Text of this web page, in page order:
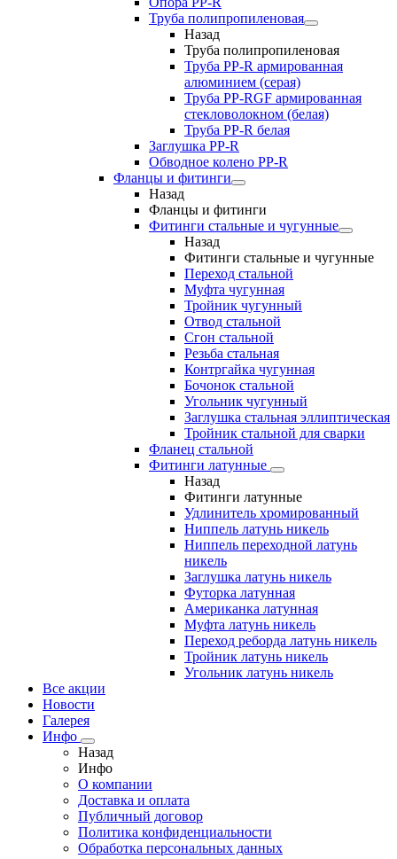
Труба полипропиленовая
Назад
Труба полипропиленовая
Труба PP-R армированная
алюминием (серая)
Труба PP-RGF армированная
стекловолокном (белая)
Труба РР-R белая
Заглушка PP-R
Обводное колено PP-R
Фланцы и фитинги
Назад
Фланцы и фитинги
Фитинги стальные и чугунные
Назад
Фитинги стальные и чугунные
Переход стальной
Муфта чугунная
Тройник чугунный
Отвод стальной
Сгон стальной
Резьба стальная
Контргайка чугунная
Бочонок стальной
Угольник чугунный
Заглушка стальная эллиптическая
Тройник стальной для сварки
Фланец стальной
Фитинги латунные
Назад
Фитинги латунные
Удлинитель хромированный
Ниппель латунь никель
Ниппель переходной латунь
никель
Заглушка латунь никель
Футорка латунная
Американка латунная
Муфта латунь никель
Переход реборда латунь никель
Тройник латунь никель
Угольник латунь никель
Все акции
Новости
Галерея
Инфо
Назад
Инфо
О компании
Доставка и оплата
Публичный договор
Политика конфиденциальности
Обработка персональных данных